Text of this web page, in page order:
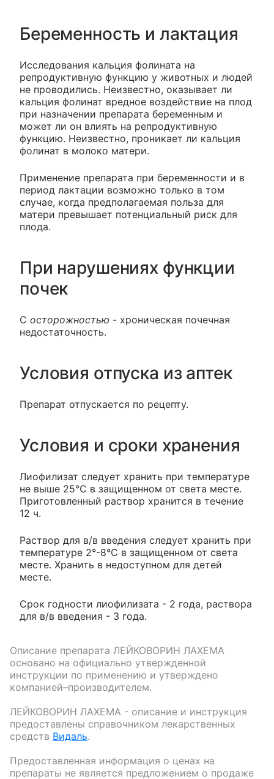
Беременность и лактация
Исследования кальция фолината на
репродуктивную функцию у животных и людей
не проводились. Неизвестно, оказывает ли
кальция фолинат вредное воздействие на плод
при назначении препарата беременным и
может ли он влиять на репродуктивную
функцию. Неизвестно, проникает ли кальция
фолинат в молоко матери.
Применение препарата при беременности и в
период лактации возможно только в том
случае, когда предполагаемая польза для
матери превышает потенциальный риск для
плода.
При нарушениях функции
почек
С осторожностью - хроническая почечная
недостаточность.
Условия отпуска из аптек
Препарат отпускается по рецепту.
Условия и сроки хранения
Лиофилизат следует хранить при температуре
не выше 25°С в защищенном от света месте.
Приготовленный раствор хранится в течение
12 ч.
Раствор для в/в введения следует хранить при
температуре 2°-8°С в защищенном от света
месте. Хранить в недоступном для детей
месте.
Срок годности лиофилизата - 2 года, раствора
для в/в введения - 3 года.
Описание препарата ЛЕЙКОВОРИН ЛАХЕМА
основано на официально утвержденной
инструкции по применению и утверждено
компанией–производителем.
ЛЕЙКОВОРИН ЛАХЕМА - описание и инструкция
предоставлены справочником лекарственных
средств Видаль.
Предоставленная информация о ценах на
препараты не является предложением о продаже